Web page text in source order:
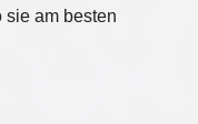
am besten